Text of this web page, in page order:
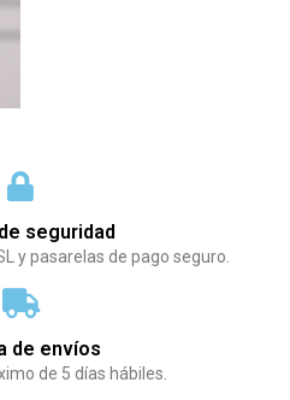
seguridad
y pasarelas de pago seguro.
de envíos
de 5 días hábiles.